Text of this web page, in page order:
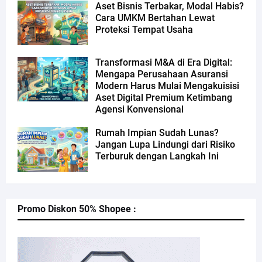
Aset Bisnis Terbakar, Modal Habis?
Cara UMKM Bertahan Lewat
Proteksi Tempat Usaha
Transformasi M&A di Era Digital:
Mengapa Perusahaan Asuransi
Modern Harus Mulai Mengakuisisi
Aset Digital Premium Ketimbang
Agensi Konvensional
Rumah Impian Sudah Lunas?
Jangan Lupa Lindungi dari Risiko
Terburuk dengan Langkah Ini
Promo Diskon 50% Shopee :